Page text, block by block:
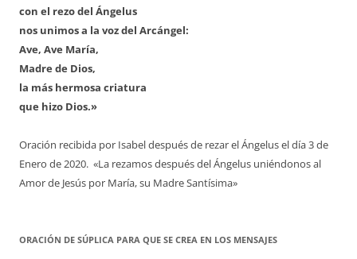
con el rezo del Ángelus
nos unimos a la voz del Arcángel:
Ave, Ave María,
Madre de Dios,
la más hermosa criatura
que hizo Dios.»
Oración recibida por Isabel después de rezar el Ángelus el día 3 de
Enero de 2020. «La rezamos después del Ángelus uniéndonos al
Amor de Jesús por María, su Madre Santísima»
ORACIÓN DE SÚPLICA PARA QUE SE CREA EN LOS MENSAJES